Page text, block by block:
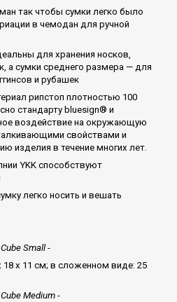
так чтобы сумки легко было
в чемодан для ручной
для хранения носков,
а сумки среднего размера — для
и рубашек
рипстоп плотностью 100
стандарту bluesign® и
воздействие на окружающую
свойствами и
изделия в течение многих лет.
YKK способствуют
легко носить и вешать
Small -
x 11 см; в сложенном виде: 25
Medium -